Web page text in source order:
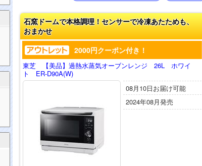
石窯ドームで本格調理！センサーで冷凍あたためも、
おまかせ
2000円クーポン付き！
東芝 【美品】過熱水蒸気オーブンレンジ 26L ホワイ
ト ER-D90A(W)
08月10日お届け可能
2024年08月発売